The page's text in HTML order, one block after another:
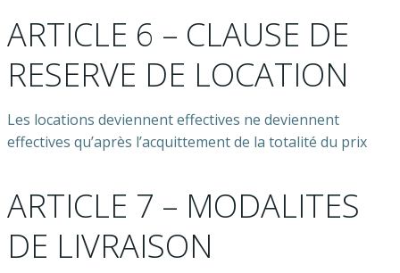
ARTICLE 6 – CLAUSE DE
RESERVE DE LOCATION
Les locations deviennent effectives ne deviennent
effectives qu’après l’acquittement de la totalité du prix
ARTICLE 7 – MODALITES
DE LIVRAISON